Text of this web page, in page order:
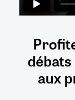
débats
aux